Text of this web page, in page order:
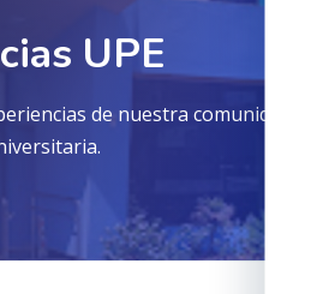
UPE
de nuestra comunidad